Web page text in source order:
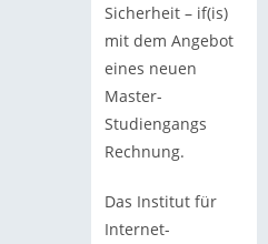
Sicherheit – if(is)
mit dem Angebot
eines neuen
Master-
Studiengangs
Rechnung.
Das Institut für
Internet-